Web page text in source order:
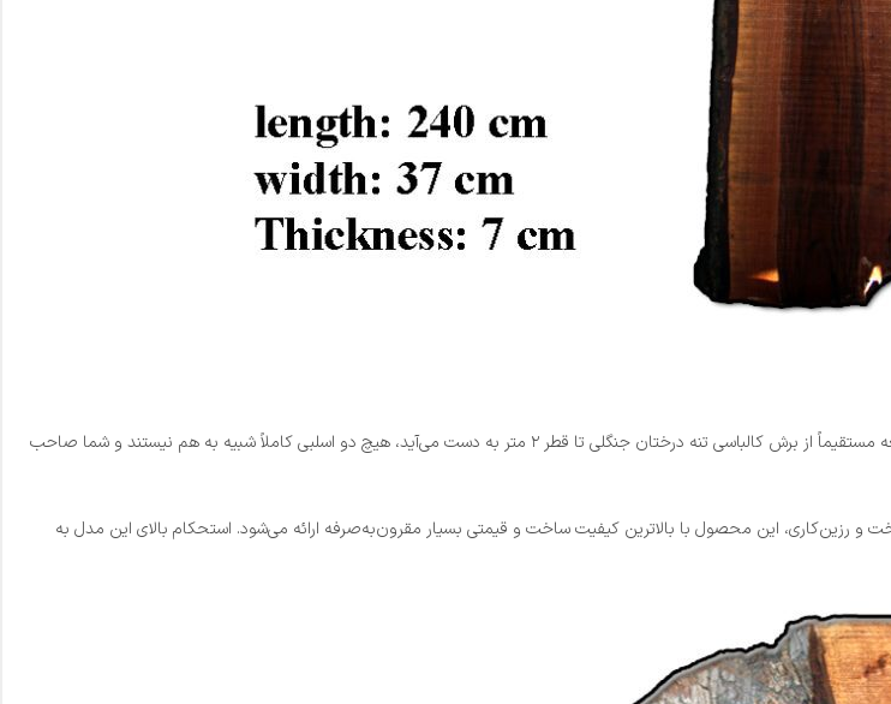
یکی از ویژگی‌های برجسته اسلب چوب گردو کد W0011، تک و بی‌همتا بودن آن است. از آنجایی که این قطعه مستقیماً از برش کالباسی تنه درختان جنگلی تا قطر ۲ متر به دست می‌آید، هیچ دو اسلبی کاملاً شبیه به هم نیستند و شما صاحب
و رزین‌کاری، این محصول با بالاترین کیفیت ساخت و قیمتی بسیار مقرون‌به‌صرفه ارائه می‌شود. استحکام بالای این مدل به